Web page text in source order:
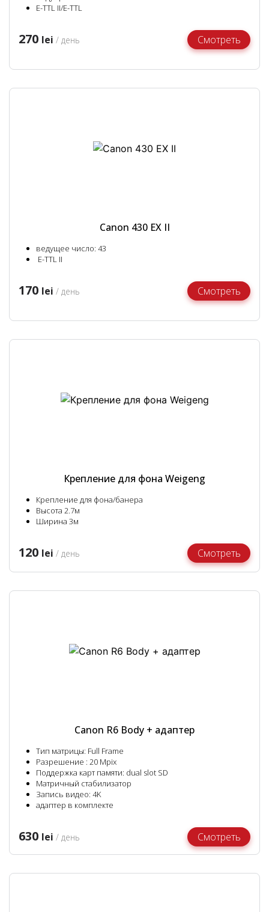
E-TTL II/E-TTL
270 lei / день Смотреть
Canon 430 EX II
ведущее число: 43
E-TTL II
170 lei / день Смотреть
Крепление для фона Weigeng
Крепление для фона/банера
Высота 2.7м
Ширина 3м
120 lei / день Смотреть
Canon R6 Body + адаптер
Тип матрицы: Full Frame
Разрешение : 20 Mpix
Поддержка карт памяти: dual slot SD
Матричный стабилизатор
Запись видео: 4K
адаптер в комплекте
630 lei / день Смотреть